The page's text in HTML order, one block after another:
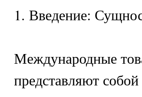
1. Введение:
Международные
представляют